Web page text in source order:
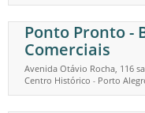
Ponto Pronto -
Comerciais
Avenida Otávio Rocha, 116
Centro Histórico - Porto